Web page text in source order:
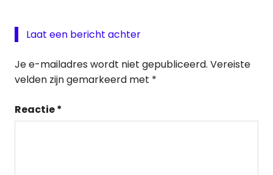
Laat een bericht achter
Je e-mailadres wordt niet gepubliceerd. Vereiste
velden zijn gemarkeerd met *
Reactie*